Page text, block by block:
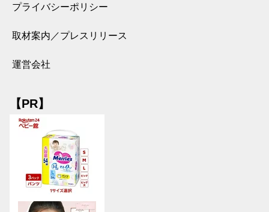
プライバシーポリシー
取材案内／プレスリリース
運営会社
【PR】